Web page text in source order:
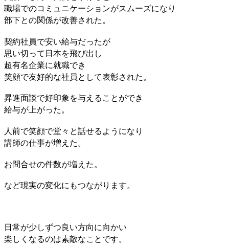
職場でのコミュニケーションがスムーズになり
部下との関係が改善された。
契約社員で安い給与だったが
思い切って日本を飛び出し
超有名企業に就職でき
笑顔で友好的な社員として表彰された。
昇進面談で好印象を与えることができ
給与が上がった。
人前で笑顔で堂々と話せるようになり
講師の仕事が増えた。
お問合せの件数が増えた。
など現実の変化にもつながります。
日常が少しずつ良い方向に向かい
楽しくなるのは素敵なことです。